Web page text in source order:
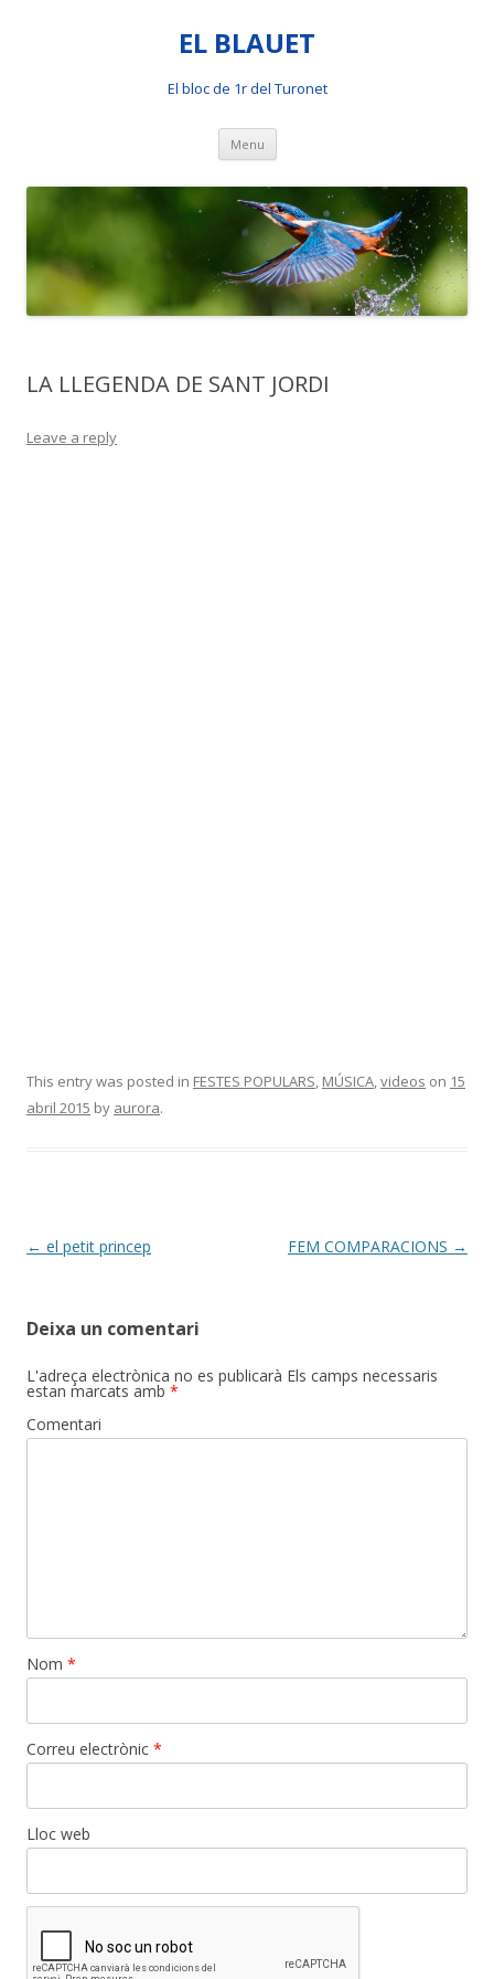
EL BLAUET
El bloc de 1r del Turonet
Menu Skip
content
LA LLEGENDA DE SANT JORDI
Leave a reply
This entry was posted in FESTES POPULARS MÚSICA videos on 15
abril 2015 by aurora.
Post
← el petit princep FEM COMPARACIONS →
Deixa un comentari
L'adreça electrònica no es publicarà Els camps necessaris
estan marcats amb *
Comentari
Nom *
Correu electrònic *
Lloc web